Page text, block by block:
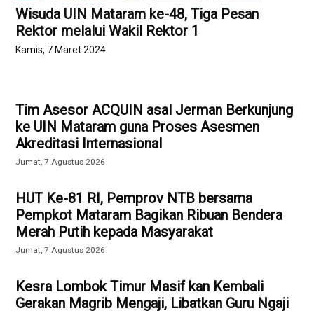
Wisuda UIN Mataram ke-48, Tiga Pesan
Rektor melalui Wakil Rektor 1
Kamis, 7 Maret 2024
Tim Asesor ACQUIN asal Jerman Berkunjung
ke UIN Mataram guna Proses Asesmen
Akreditasi Internasional
Jumat, 7 Agustus 2026
HUT Ke-81 RI, Pemprov NTB bersama
Pempkot Mataram Bagikan Ribuan Bendera
Merah Putih kepada Masyarakat
Jumat, 7 Agustus 2026
Kesra Lombok Timur Masif kan Kembali
Gerakan Magrib Mengaji, Libatkan Guru Ngaji